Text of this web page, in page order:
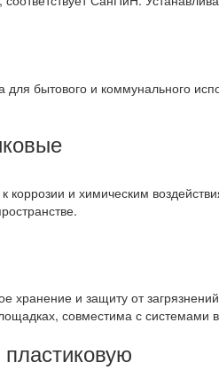
для бытового и коммунального
коррозии и химическим
хранение и защиту от
совместима с системами